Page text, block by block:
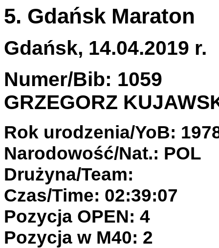
5. Gdańsk Maraton
Gdańsk, 14.04.2019 r.
Numer/Bib: 1059
GRZEGORZ
Rok urodzenia/YoB:
Narodowość/Nat.: POL
Drużyna/Team:
Czas/Time: 02:39:07
Pozycja OPEN: 4
Pozycja w M40: 2